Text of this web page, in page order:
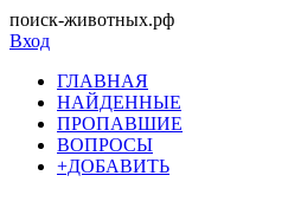
поиск-животных.рф
Вход
ГЛАВНАЯ
НАЙДЕННЫЕ
ПРОПАВШИЕ
ВОПРОСЫ
+ДОБАВИТЬ